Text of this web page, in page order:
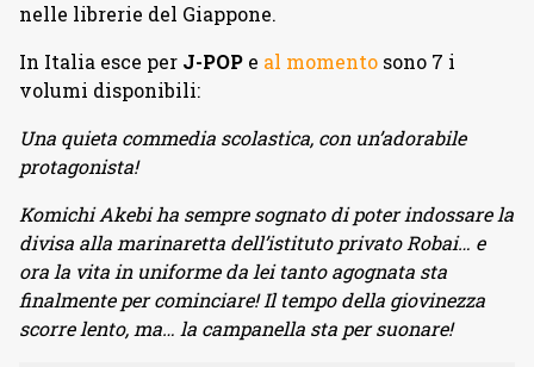
nelle librerie del Giappone.
In Italia esce per J-POP e al momento sono 7 i
volumi disponibili:
Una quieta commedia scolastica, con un’adorabile
protagonista!
Komichi Akebi ha sempre sognato di poter indossare la
divisa alla marinaretta dell’istituto privato Robai… e
ora la vita in uniforme da lei tanto agognata sta
finalmente per cominciare! Il tempo della giovinezza
scorre lento, ma… la campanella sta per suonare!